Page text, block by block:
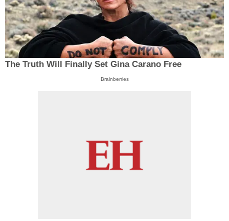
The Truth Will Finally Set Gina Carano Free
Brainberries